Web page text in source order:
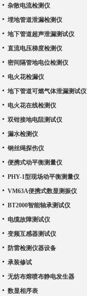
杂散电流检测仪
埋地管道泄漏检测仪
地下管道超声泄漏测试仪
直流电压梯度检测仪
密间隔管地电位检测仪
电火花检漏仪
地下管道可燃气体泄漏测试仪
电火花在线检测仪
双钳接地电阻测试仪
漏水检测仪
钢丝绳探伤仪
便携式动平衡测量仪
PHY-1型现场动平衡测量仪
VM63A便携式数显测振仪
BT2000智能轴承测试仪
电缆故障测试仪
变频互感器测试仪
防雷检测仪器设备
承装修试
无纺布熔喷布静电发生器
数显相序表